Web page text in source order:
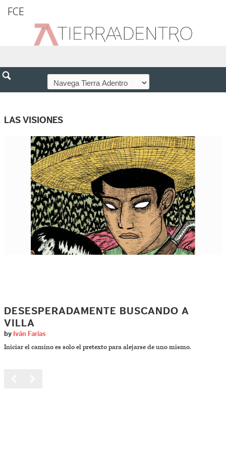
FCE
LAS VISIONES
DESESPERADAMENTE BUSCANDO A
VILLA
by Iván Farías
Iniciar el camino es solo el pretexto para alejarse de uno mismo.